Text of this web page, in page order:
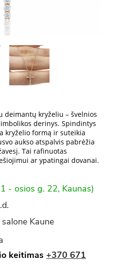
deimantų kryželiu – švelnios
derinys. Spindintys
kryželio formą ir suteikia
aukso atspalvis pabrėžia
Tai rafinuotas
ar ypatingai dovanai.
- osios g. 22, Kaunas)
Kaune
keitimas +370 671